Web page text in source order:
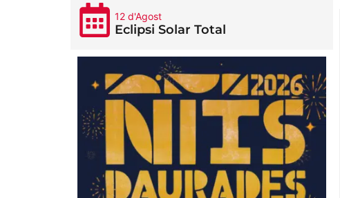
12 d'Agost
Eclipsi Solar Total